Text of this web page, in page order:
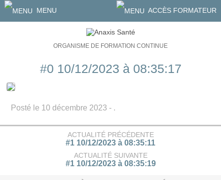
MENU ACCÈS FORMATEUR
ORGANISME DE FORMATION CONTINUE
#0 10/12/2023 à 08:35:17
Posté le 10 décembre 2023 - .
ACTUALITÉ PRÉCÉDENTE
#1 10/12/2023 à 08:35:11
ACTUALITÉ SUIVANTE
#1 10/12/2023 à 08:35:19